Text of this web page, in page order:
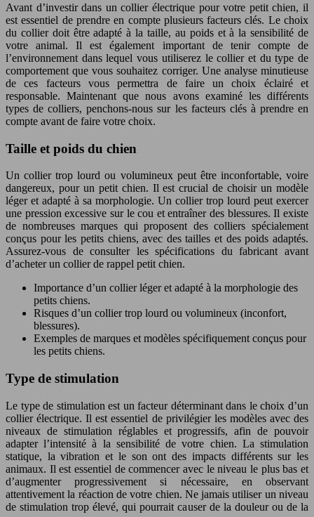
Avant d’investir dans un collier électrique pour votre petit chien, il
est essentiel de prendre en compte plusieurs facteurs clés. Le choix
du collier doit être adapté à la taille, au poids et à la sensibilité de
votre animal. Il est également important de tenir compte de
l’environnement dans lequel vous utiliserez le collier et du type de
comportement que vous souhaitez corriger. Une analyse minutieuse
de ces facteurs vous permettra de faire un choix éclairé et
responsable. Maintenant que nous avons examiné les différents
types de colliers, penchons-nous sur les facteurs clés à prendre en
compte avant de faire votre choix.
Taille et poids du chien
Un collier trop lourd ou volumineux peut être inconfortable, voire
dangereux, pour un petit chien. Il est crucial de choisir un modèle
léger et adapté à sa morphologie. Un collier trop lourd peut exercer
une pression excessive sur le cou et entraîner des blessures. Il existe
de nombreuses marques qui proposent des colliers spécialement
conçus pour les petits chiens, avec des tailles et des poids adaptés.
Assurez-vous de consulter les spécifications du fabricant avant
d’acheter un collier de rappel petit chien.
Importance d’un collier léger et adapté à la morphologie des
petits chiens.
Risques d’un collier trop lourd ou volumineux (inconfort,
blessures).
Exemples de marques et modèles spécifiquement conçus pour
les petits chiens.
Type de stimulation
Le type de stimulation est un facteur déterminant dans le choix d’un
collier électrique. Il est essentiel de privilégier les modèles avec des
niveaux de stimulation réglables et progressifs, afin de pouvoir
adapter l’intensité à la sensibilité de votre chien. La stimulation
statique, la vibration et le son ont des impacts différents sur les
animaux. Il est essentiel de commencer avec le niveau le plus bas et
d’augmenter progressivement si nécessaire, en observant
attentivement la réaction de votre chien. Ne jamais utiliser un niveau
de stimulation trop élevé, qui pourrait causer de la douleur ou de la